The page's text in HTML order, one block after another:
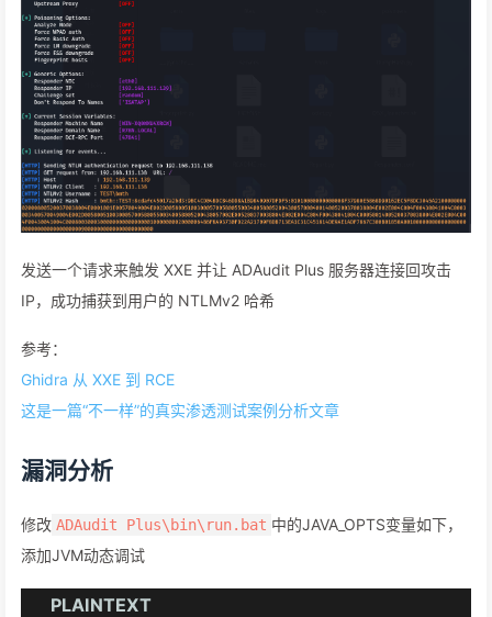
发送一个请求来触发 XXE 并让 ADAudit Plus 服务器连接回攻击
IP，成功捕获到用户的 NTLMv2 哈希
参考：
Ghidra 从 XXE 到 RCE
这是一篇“不一样”的真实渗透测试案例分析文章
漏洞分析
修改 ADAudit Plus\bin\run.bat 中的JAVA_OPTS变量如下，
添加JVM动态调试
PLAINTEXT